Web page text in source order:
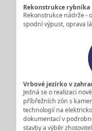
Rekonstrukce rybníka
Rekonstrukce nádrže -
spodní výpust, oprava
Vrbové jezírko v
Jedná se o realizaci
příbřežních zón s
technologií na
dokumentací v
stavby a výběr